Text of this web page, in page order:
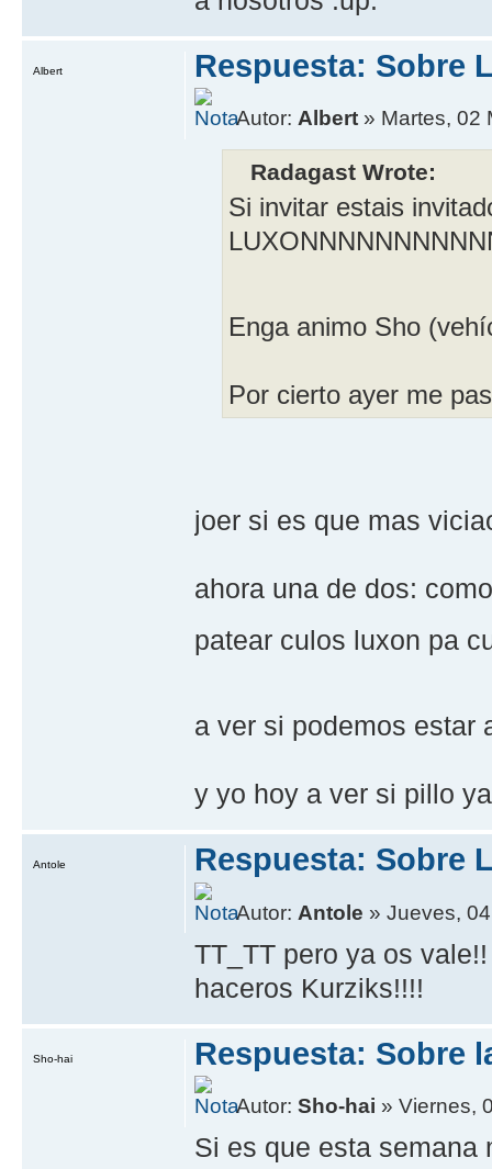
Respuesta: Sobre
Autor: Albert » Martes, 02
Radagast Wrote:
Si invitar estais
Enga animo Sho
Por cierto ayer me
joer si es que mas
ahora una de dos:
patear culos luxon pa
a ver si podemos estar
y yo hoy a ver si pillo
Albert
Respuesta: Sobre
Autor: Antole » Jueves,
TT_TT pero ya os
haceros Kurziks!!!!
Antole
Respuesta: Sobre
Autor:Sho-hai » Viernes,
Si es que esta semana
Sho-hai